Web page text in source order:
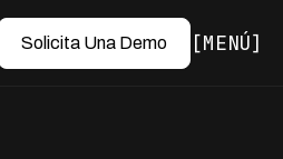
Solicita Una Demo MENÚ